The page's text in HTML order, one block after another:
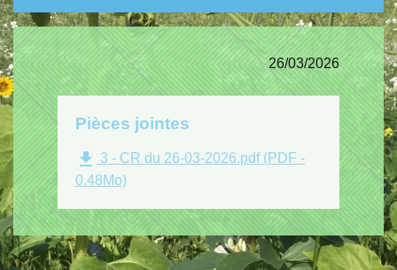
26/03/2026
Pièces jointes
file_download 3 - CR du 26-03-2026.pdf (PDF -
0.48Mo)